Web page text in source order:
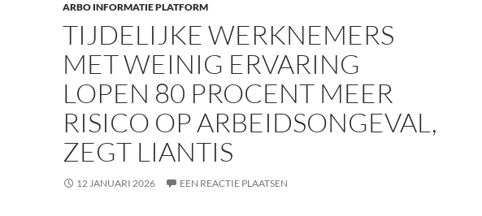
ARBO INFORMATIE PLATFORM
TIJDELIJKE WERKNEMERS
MET WEINIG ERVARING
LOPEN 80 PROCENT MEER
RISICO OP ARBEIDSONGEVAL,
ZEGT LIANTIS
12 JANUARI 2026 EEN REACTIE PLAATSEN